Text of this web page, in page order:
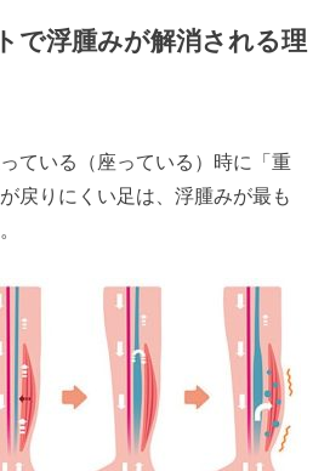
で浮腫みが解消される理
ている（座っている）時に「重
戻りにくい足は、浮腫みが最も